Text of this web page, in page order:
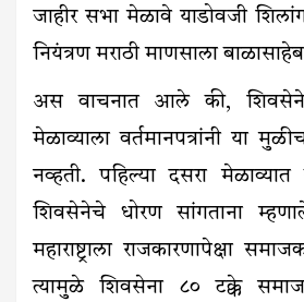
जाहीर सभा मेळावे याडोवजी
नियंत्रण मराठी माणसाला
अस वाचनात आले की,
मेळाव्याला वर्तमानपत्रांनी या
नव्हती. पहिल्या दसरा मेळाव्यात
शिवसेनेचे धोरण सांगताना
महाराष्ट्राला राजकारणापेक्षा
त्यामुळे शिवसेना ८० टक्के